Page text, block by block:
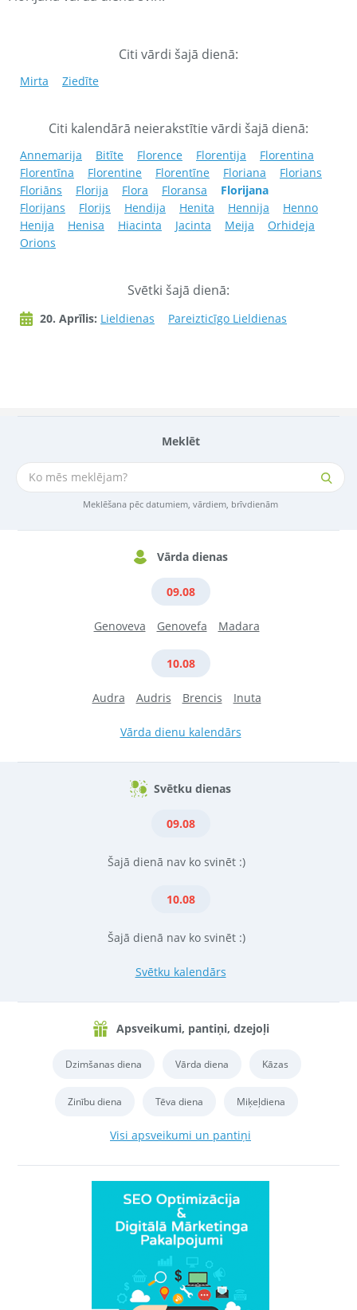
Meklēt
Meklēšana pēc datumiem, vārdiem, brīvdienām
Vārda dienas
09.08
Genoveva Genovefa Madara
10.08
Audra Audris Brencis Inuta
Vārda dienu kalendārs
Svētku dienas
09.08
Šajā dienā nav ko svinēt :)
10.08
Šajā dienā nav ko svinēt :)
Svētku kalendārs
Apsveikumi, pantiņi, dzejoļi
Dzimšanas diena Vārda diena Kāzas
Zinību diena Tēva diena Miķeļdiena
Visi apsveikumi un pantiņi
Citi vārdi šajā dienā:
Mirta Ziedīte
Citi kalendārā neierakstītie vārdi šajā dienā:
Annemarija Bitīte Florence Florentija
Florentina
Florentīna
Florentine Florentīne Floriana
Florians
Floriāns
Florija Flora Floransa
Florijana
Florijans
Florijs Hendija Henita Hennija
Henno
Henija
Henisa Hiacinta Jacinta Meija
Orhideja
Orions
Svētki šajā dienā:
20. Aprīlis: Lieldienas Pareizticīgo Lieldienas